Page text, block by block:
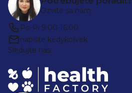
Ozvite sa nám
Po-Pi 9:00-16:00
napíšte kedykoľvek
Sledujte nás: